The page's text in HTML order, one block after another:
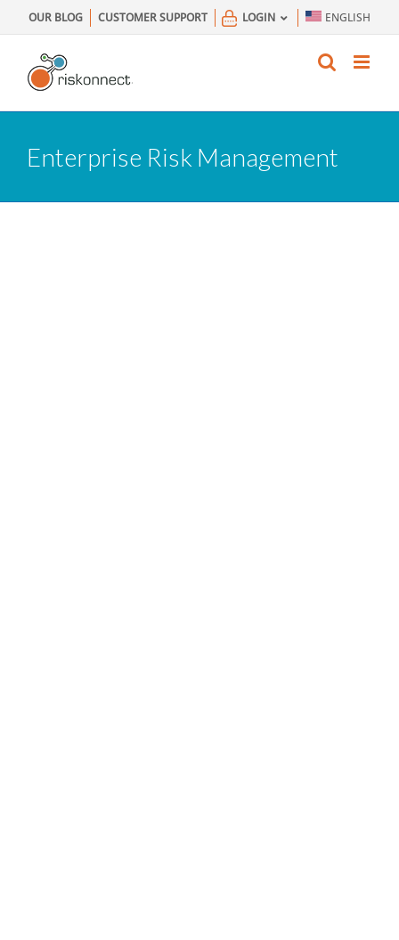
to
content
OUR BLOG CUSTOMER SUPPORT LOGIN ENGLISH
Enterprise Risk Management